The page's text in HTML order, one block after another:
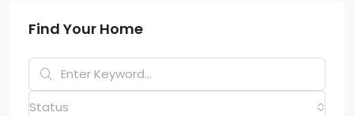
Find Your Home
Status